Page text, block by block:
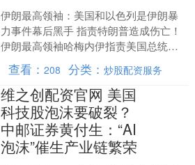
伊朗最高领袖：美国和以色列是伊朗暴
力事件幕后黑手 指责特朗普造成伤亡！
伊朗最高领袖哈梅内伊指责美国总统特
朗普对伊朗造成损害和人员伤亡，并称
其行为应被视为犯罪。同....
查看：208 分类：炒股配资服务
维之创配资官网 美国
科技股泡沫要破裂？
中邮证券黄付生：“AI
泡沫”催生产业链繁荣